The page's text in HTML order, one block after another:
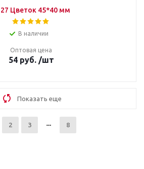
Цветок 45*40 мм
В наличии
Оптовая цена
54руб. /шт
Показать еще
2 3 8